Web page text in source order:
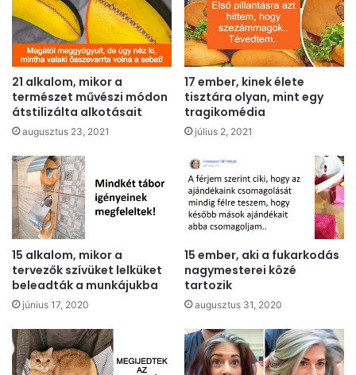
21 alkalom, mikor a
természet művészi módon
átstilizálta alkotásait
augusztus 23, 2021
17 ember, kinek élete
tisztára olyan, mint egy
tragikomédia
július 2, 2021
15 alkalom, mikor a
tervezők szívüket lelküket
beleadták a munkájukba
június 17, 2020
15 ember, aki a fukarkodás
nagymesterei közé
tartozik
augusztus 31, 2020